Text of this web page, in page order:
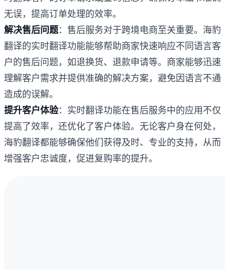
无误，提高订单处理的效率。
解决售后问题：售后服务对于跨境电商至关重要。海豹
翻译的实时翻译功能能够帮助商家快速响应不同语言客
户的售后问题，如退换货、退款申请等。商家能够迅速
理解客户需求并提供准确的解决方案，避免因语言不通
造成的误解。
提升客户体验：实时翻译功能在售后服务中的应用不仅
提高了效率，还优化了客户体验。无论客户身在何处，
海豹翻译都能够确保他们获得及时、专业的支持，从而
增强客户忠诚度，促进复购率的提升。